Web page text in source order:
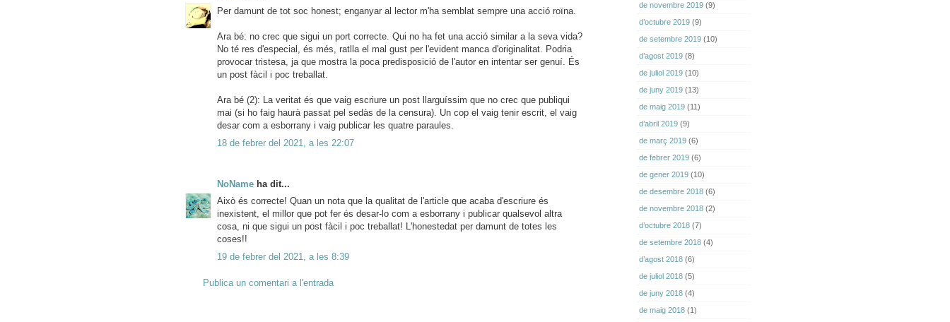
Per damunt de tot soc honest; enganyar al lector m'ha semblat sempre una acció roïna.
Ara bé: no crec que sigui un port correcte. Qui no ha fet una acció similar a la seva vida?
No té res d'especial, és més, ratlla el mal gust per l'evident manca d'originalitat. Podria
provocar tristesa, ja que mostra la poca predisposició de l'autor en intentar ser genuí. És
un post fàcil i poc treballat.
Ara bé (2): La veritat és que vaig escriure un post llarguíssim que no crec que publiqui
mai (si ho faig haurà passat pel sedàs de la censura). Un cop el vaig tenir escrit, el vaig
desar com a esborrany i vaig publicar les quatre paraules.
18 de febrer del 2021, a les 22:07
NoName ha dit...
Això és correcte! Quan un nota que la qualitat de l'article que acaba d'escriure és
inexistent, el millor que pot fer és desar-lo com a esborrany i publicar qualsevol altra
cosa, ni que sigui un post fàcil i poc treballat! L'honestedat per damunt de totes les
coses!!
19 de febrer del 2021, a les 8:39
Publica un comentari a l'entrada
de novembre 2019 (9)
d’octubre 2019 (9)
de setembre 2019 (10)
d’agost 2019 (8)
de juliol 2019 (10)
de juny 2019 (13)
de maig 2019 (11)
d’abril 2019 (9)
de març 2019 (6)
de febrer 2019 (6)
de gener 2019 (10)
de desembre 2018 (6)
de novembre 2018 (2)
d’octubre 2018 (7)
de setembre 2018 (4)
d’agost 2018 (6)
de juliol 2018 (5)
de juny 2018 (4)
de maig 2018 (1)